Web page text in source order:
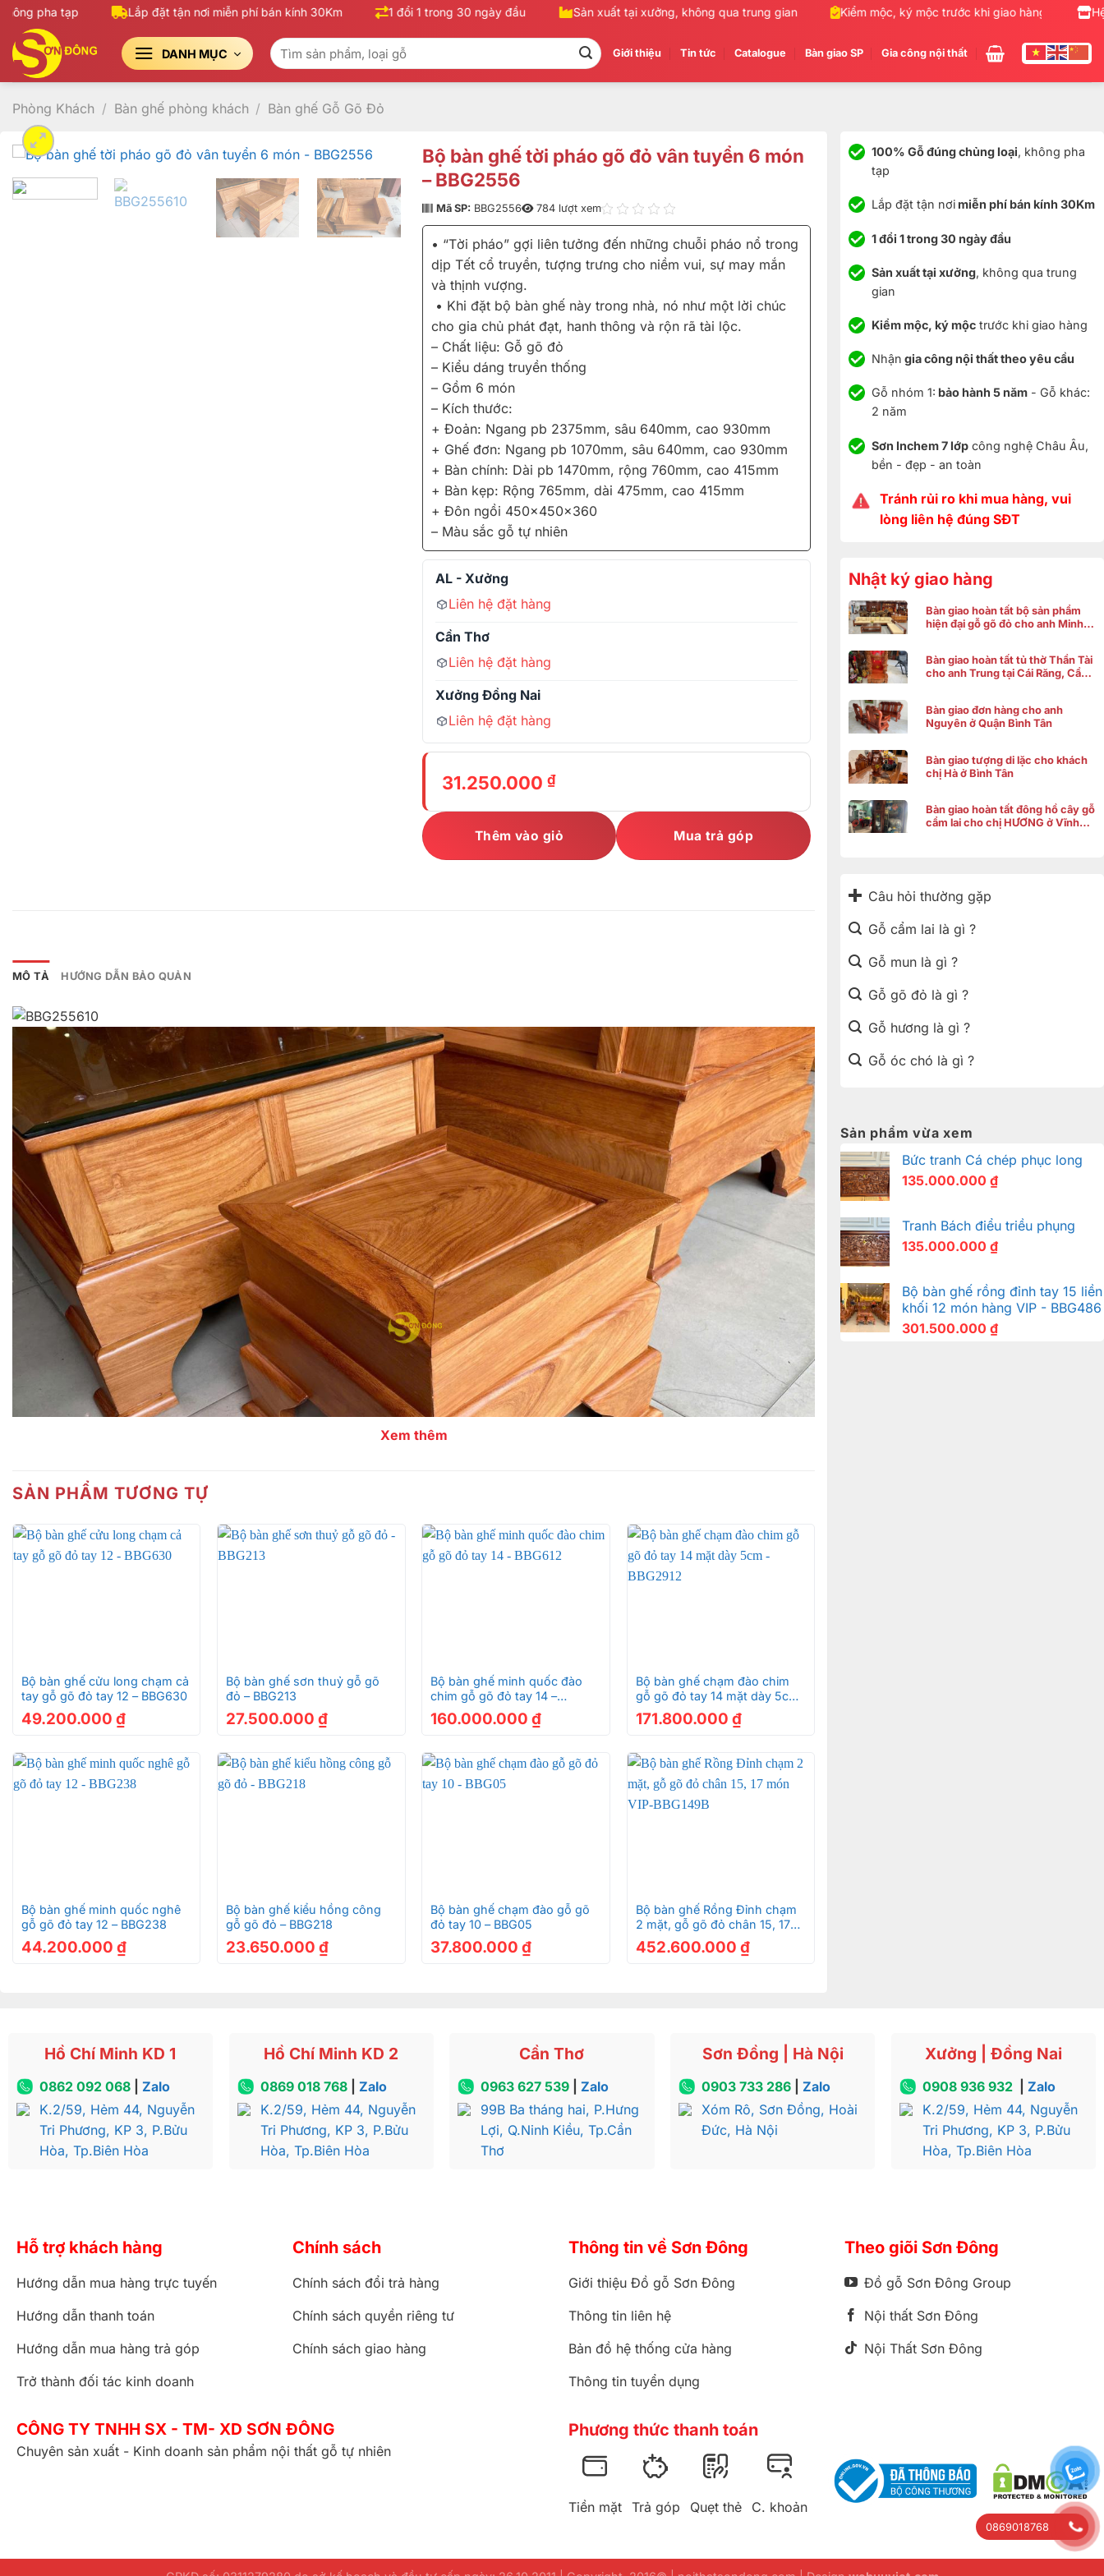
Bỏ
nội
dung
pha tạp Lắp đặt tận nơi miễn phí bán kính 30Km 1 đổi 1 trong 30 ngày đầu Sản xuất tại xưởng, không qua trung gian Kiểm mộc, ký mộc trước khi giao hàng
DANH MỤC
Tìm
kiếm:
Giới thiệu Tin tức Catalogue Bàn giao SP Gia công nội thất
Phòng Khách / Bàn ghế phòng khách / Bàn ghế Gỗ Gõ Đỏ
100% Gỗ đúng chủng loại, không pha
tạp
Lắp đặt tận nơimiễn phí bán kính 30Km
1 đổi 1 trong 30 ngày đầu
Sản xuất tại xưởng, không qua trung
gian
Kiểm mộc, ký mộctrước khi giao hàng
Nhận gia công nội thất theo yêu cầu
Gỗ nhóm 1: bảo hành 5 năm- Gỗ khác:
2 năm
Sơn Inchem 7 lớpcông nghệ Châu Âu,
bền - đẹp - an toàn
Tránh rủi ro khi mua hàng, vui
lòng liên hệ đúng SĐT
Nhật ký giao hàng
Bàn giao hoàn tất bộ sản phẩm
hiện đại gỗ gõ đỏ cho anh Minh ở
Bàn giao hoàn tất tủ thờ Thần Tài
cho anh Trung tại Cái Răng, Cần
Bàn giao đơn hàng cho anh
Nguyên ở Quận Bình Tân
Bàn giao tượng di lặc cho khách
chị Hà ở Bình Tân
Bàn giao hoàn tất đông hồ cây gỗ
cẩm lai cho chị HƯƠNG ở Vĩnh
Câu hỏi thường gặp
Gỗ cẩm lai là gì ?
Gỗ mun là gì ?
Gỗ gõ đỏ là gì ?
Gỗ hương là gì ?
Gỗ óc chó là gì ?
Sản phẩm vừa xem
Bức tranh Cá chép phục long
135.000.000 ₫
Tranh Bách điểu triều phụng
135.000.000 ₫
Bộ bàn ghế rồng đỉnh tay 15 liền
khối 12 món hàng VIP - BBG486
301.500.000 ₫
Bộ bàn ghế tời pháo gõ đỏ vân tuyển 6 món
– BBG2556
Mã SP: BBG2556 784 lượt xem
• “Tời pháo” gợi liên tưởng đến những chuỗi pháo nổ trong
dịp Tết cổ truyền, tượng trưng cho niềm vui, sự may mắn
và thịnh vượng.
• Khi đặt bộ bàn ghế này trong nhà, nó như một lời chúc
cho gia chủ phát đạt, hanh thông và rộn rã tài lộc.
– Chất liệu: Gỗ gõ đỏ
– Kiểu dáng truyền thống
– Gồm 6 món
– Kích thước:
+ Đoản: Ngang pb 2375mm, sâu 640mm, cao 930mm
+ Ghế đơn: Ngang pb 1070mm, sâu 640mm, cao 930mm
+ Bàn chính: Dài pb 1470mm, rộng 760mm, cao 415mm
+ Bàn kẹp: Rộng 765mm, dài 475mm, cao 415mm
+ Đôn ngồi 450x450x360
– Màu sắc gỗ tự nhiên
AL - Xưởng
Liên hệ đặt hàng
Cần Thơ
Liên hệ đặt hàng
Xưởng Đồng Nai
Liên hệ đặt hàng
31.250.000 ₫
Thêm vào giỏ Mua trả góp
MÔ TẢ HƯỚNG DẪN BẢO QUẢN
Xem thêm
SẢN PHẨM TƯƠNG TỰ
Bộ bàn ghế cửu long chạm cả
tay gỗ gõ đỏ tay 12 – BBG630
49.200.000 ₫
Bộ bàn ghế sơn thuỷ gỗ gõ
đỏ – BBG213
27.500.000₫
Bộ bàn ghế minh quốc đào
chim gỗ gõ đỏ tay 14 –
BBG612
160.000.000₫
Bộ bàn ghế chạm đào chim
gỗ gõ đỏ tay 14 mặt dày 5cm
– BBG2912
171.800.000 ₫
Bộ bàn ghế minh quốc nghê
gỗ gõ đỏ tay 12 – BBG238
44.200.000 ₫
Bộ bàn ghế kiểu hồng công
gỗ gõ đỏ – BBG218
23.650.000₫
Bộ bàn ghế chạm đào gỗ gõ
đỏ tay 10 – BBG05
37.800.000₫
Bộ bàn ghế Rồng Đỉnh chạm
2 mặt, gỗ gõ đỏ chân 15, 17
món VIP-BBG149B
452.600.000 ₫
Hồ Chí Minh KD 1
0862 092 068| Zalo
K.2/59, Hẻm 44, Nguyễn
Tri Phương, KP 3, P.Bửu
Hòa, Tp.Biên Hòa
Hồ Chí Minh KD 2
0869 018 768| Zalo
K.2/59, Hẻm 44, Nguyễn
Tri Phương, KP 3, P.Bửu
Hòa, Tp.Biên Hòa
Cần Thơ
0963 627 539 |Zalo
99B Ba tháng hai, P.Hưng
Lợi, Q.Ninh Kiều, Tp.Cần
Thơ
Sơn Đồng | Hà Nội
0903 733 286 |Zalo
Xóm Rô, Sơn Đồng, Hoài
Đức, Hà Nội
Xưởng | Đồng Nai
0908 936 932
Zalo
K.2/59, Hẻm 44, Nguyễn
Tri Phương, KP 3, P.Bửu
Hòa, Tp.Biên Hòa
Hỗ trợ khách hàng
Hướng dẫn mua hàng trực tuyến
Hướng dẫn thanh toán
Hướng dẫn mua hàng trả góp
Trở thành đối tác kinh doanh
Chính sách
Chính sách đổi trả hàng
Chính sách quyền riêng tư
Chính sách giao hàng
Thông tin về Sơn Đông
Giới thiệu Đồ gỗ Sơn Đông
Thông tin liên hệ
Bản đồ hệ thống cửa hàng
Thông tin tuyển dụng
Theo giõi Sơn Đông
Đồ gỗ Sơn Đông Group
Nội thất Sơn Đông
Nội Thất Sơn Đông
CÔNG TY TNHH SX - TM- XD SƠN ĐÔNG
Chuyên sản xuất - Kinh doanh sản phẩm nội thất gỗ tự nhiên
Phương thức thanh toán
Tiền mặt Trả góp Quẹt thẻ C. khoản
0869018768